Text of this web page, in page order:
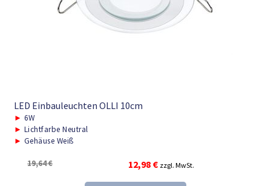
LED Einbauleuchten OLLI 10cm
► 6W
► Lichtfarbe Neutral
► Gehäuse Weiß
19,64€
Ursprünglicher
Preis
12,98 €Aktueller
Preis
zzgl. MwSt.